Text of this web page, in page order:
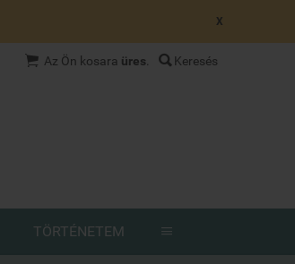
X
 Az Ön kosara üres Keresés
TÖRTÉNETEM 